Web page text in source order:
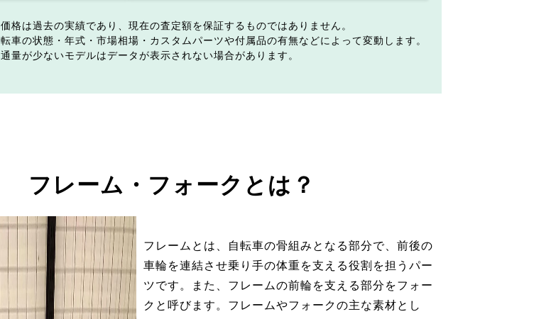
格は過去の実績であり、現在の査定額を保証するものではありません。
車の状態・年式・市場相場・カスタムパーツや付属品の有無などによって変動します。
量が少ないモデルはデータが表示されない場合があります。
フレーム・フォークとは？
フレームとは、自転車の骨組みとなる部分で、前後の
車輪を連結させ乗り手の体重を支える役割を担うパー
ツです。また、フレームの前輪を支える部分をフォー
クと呼びます。フレームやフォークの主な素材とし